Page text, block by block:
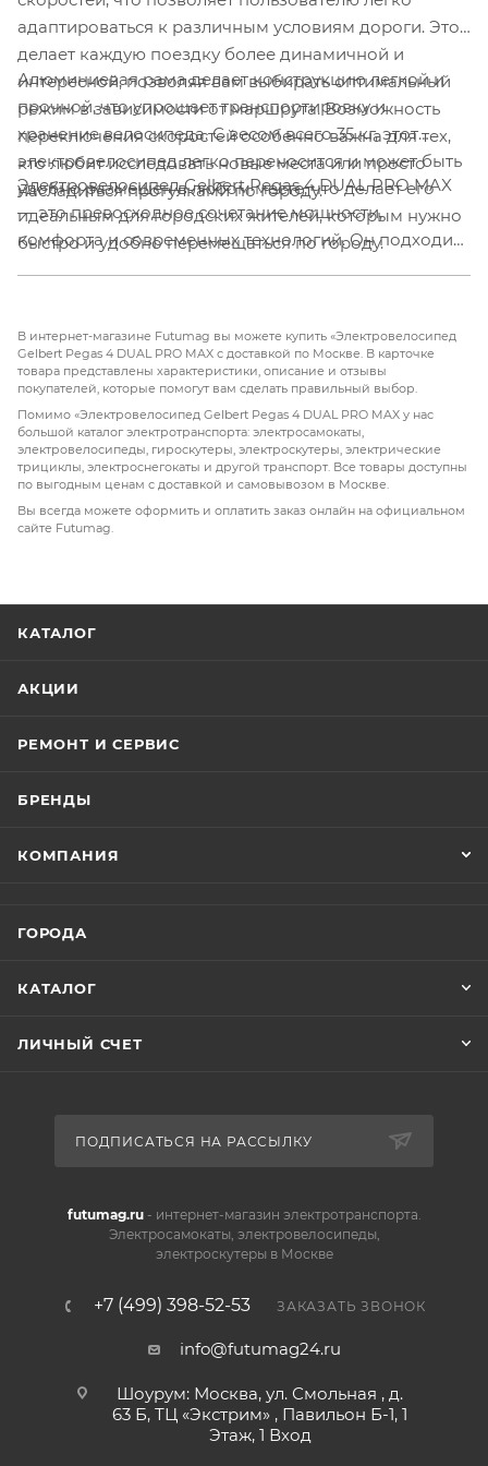
адаптироваться к различным условиям дороги. Это
делает каждую поездку более динамичной и
интересной, позволяя вам выбирать оптимальный
режим в зависимости от маршрута. Возможность
переключения скоростей особенно важна для тех,
кто любит исследовать новые места или просто
насладиться прогулками по городу.
Алюминиевая рама делает конструкцию легкой и
прочной, что упрощает транспортировку и
хранение велосипеда. С весом всего 35 кг, этот
электровелосипед легко переносится и может быть
удобно размещен в любом месте, что делает его
идеальным для городских жителей, которым нужно
быстро и удобно перемещаться по городу.
Электровелосипед Gelbert Pegas 4 DUAL PRO MAX
— это превосходное сочетание мощности,
комфорта и современных технологий. Он подходит
дизайном и высокими характеристиками, Gelbert
Pegas 4 DUAL PRO MAX станет вашим надежным
себя новые горизонты передвижения и
наслаждайтесь каждой поездкой на Gelbert Pegas 4
DUAL PRO MAX!
В интернет-магазине Futumag вы можете купить «Электровелосипед
Gelbert Pegas 4 DUAL PRO MAX с доставкой по Москве. В карточке
товара представлены характеристики, описание и отзывы
покупателей, которые помогут вам сделать правильный выбор.
Помимо «Электровелосипед Gelbert Pegas 4 DUAL PRO MAX у нас
большой каталог электротранспорта: электросамокаты,
электровелосипеды, гироскутеры, электроскутеры, электрические
трициклы, электроснегокаты и другой транспорт. Все товары доступны
по выгодным ценам с доставкой и самовывозом в Москве.
Вы всегда можете оформить и оплатить заказ онлайн на официальном
сайте Futumag.
КАТАЛОГ
АКЦИИ
РЕМОНТ И СЕРВИС
БРЕНДЫ
КОМПАНИЯ
ГОРОДА
КАТАЛОГ
ЛИЧНЫЙ СЧЕТ
ПОДПИСАТЬСЯ НА РАССЫЛКУ
futumag.ru- интернет-магазин электротранспорта.
Электросамокаты, электровелосипеды,
электроскутеры в Москве
+7 (499) 398-52-53 ЗАКАЗАТЬ ЗВОНОК
info@futumag24.ru
Шоурум: Москва, ул. Смольная , д.
63 Б, ТЦ «Экстрим» , Павильон Б-1, 1
Этаж, 1 Вход